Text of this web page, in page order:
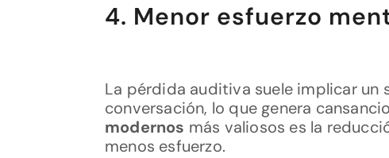
4. Menor esfuerzo
La pérdida auditiva suele implicar un
conversación, lo que genera
modernos más valiosos es la
menos esfuerzo.